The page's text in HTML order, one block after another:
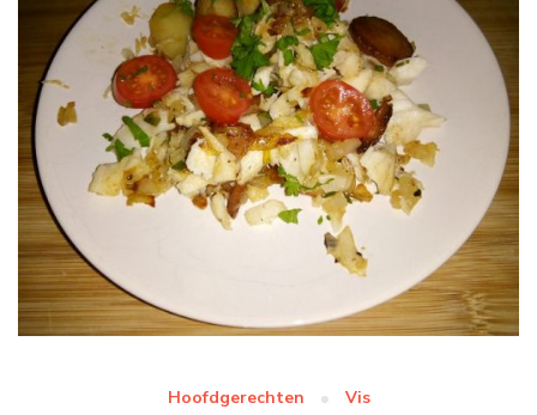
Hoofdgerechten Vis